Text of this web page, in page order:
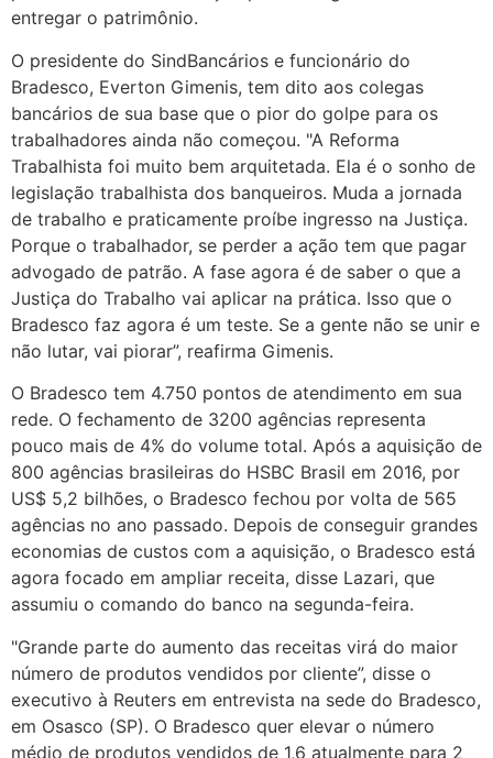
entregar o patrimônio.
O presidente do SindBancários e funcionário do
Bradesco, Everton Gimenis, tem dito aos colegas
bancários de sua base que o pior do golpe para os
trabalhadores ainda não começou. "A Reforma
Trabalhista foi muito bem arquitetada. Ela é o sonho de
legislação trabalhista dos banqueiros. Muda a jornada
de trabalho e praticamente proíbe ingresso na Justiça.
Porque o trabalhador, se perder a ação tem que pagar
advogado de patrão. A fase agora é de saber o que a
Justiça do Trabalho vai aplicar na prática. Isso que o
Bradesco faz agora é um teste. Se a gente não se unir e
não lutar, vai piorar”, reafirma Gimenis.
O Bradesco tem 4.750 pontos de atendimento em sua
rede. O fechamento de 3200 agências representa
pouco mais de 4% do volume total. Após a aquisição de
800 agências brasileiras do HSBC Brasil em 2016, por
US$ 5,2 bilhões, o Bradesco fechou por volta de 565
agências no ano passado. Depois de conseguir grandes
economias de custos com a aquisição, o Bradesco está
agora focado em ampliar receita, disse Lazari, que
assumiu o comando do banco na segunda-feira.
"Grande parte do aumento das receitas virá do maior
número de produtos vendidos por cliente”, disse o
executivo à Reuters em entrevista na sede do Bradesco,
em Osasco (SP). O Bradesco quer elevar o número
médio de produtos vendidos de 1,6 atualmente para 2